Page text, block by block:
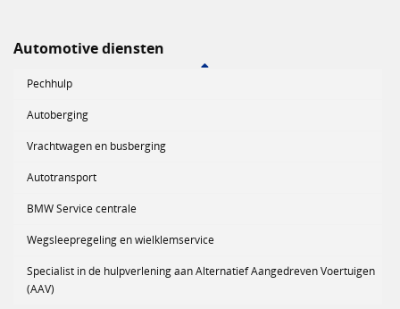
Automotive diensten
Pechhulp
Autoberging
Vrachtwagen en busberging
Autotransport
BMW Service centrale
Wegsleepregeling en wielklemservice
Specialist in de hulpverlening aan Alternatief Aangedreven Voertuigen
(AAV)